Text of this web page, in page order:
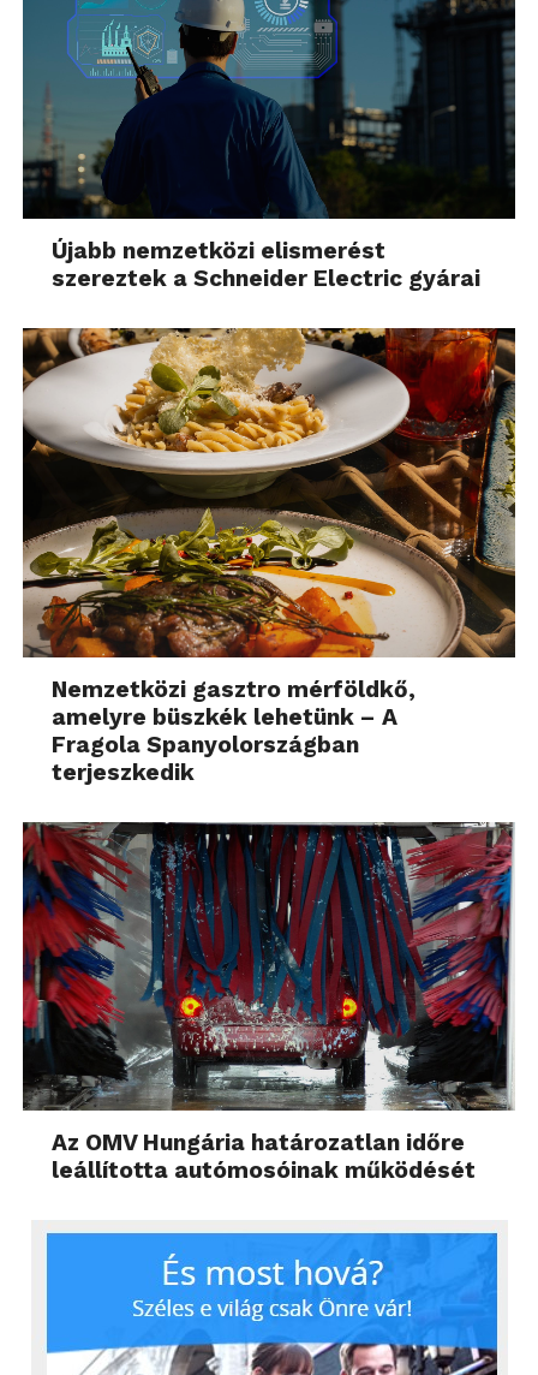
Újabb nemzetközi elismerést
szereztek a Schneider Electric gyárai
Nemzetközi gasztro mérföldkő,
amelyre büszkék lehetünk – A
Fragola Spanyolországban
terjeszkedik
Az OMV Hungária határozatlan időre
leállította autómosóinak működését